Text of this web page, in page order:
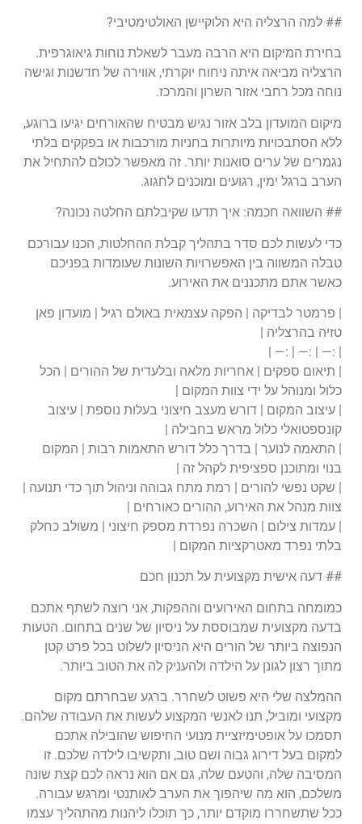
## למה הרצליה היא הלוקיישן האולטימטיבי?
בחירת המיקום היא הרבה מעבר לשאלת נוחות גיאוגרפית.
הרצליה מביאה איתה ניחוח יוקרתי, אווירה של חדשנות וגישה
נוחה מכל רחבי אזור השרון והמרכז.
מיקום המועדון בלב אזור נגיש מבטיח שהאורחים יגיעו ברוגע,
ללא הסתבכויות מיותרות בחניות מורכבות או בפקקים בלתי
נגמרים של ערים סואנות יותר. זה מאפשר לכולם להתחיל את
הערב ברגל ימין, רגועים ומוכנים לחגוג.
## השוואה חכמה: איך תדעו שקיבלתם החלטה נכונה?
כדי לעשות לכם סדר בתהליך קבלת ההחלטות, הכנו עבורכם
טבלה המשווה בין האפשרויות השונות שעומדות בפניכם
כאשר אתם מתכננים את האירוע.
| פרמטר לבדיקה | הפקה עצמאית באולם רגיל | מועדון פאן
טזיה בהרצליה |
| :— | :— | :— |
| תיאום ספקים | אחריות מלאה ובלעדית של ההורים | הכל
כלול ומנוהל על ידי צוות המקום |
| עיצוב המקום | דורש מעצב חיצוני בעלות נוספת | עיצוב
קונספטואלי כלול מראש בחבילה |
| התאמה לנוער | בדרך כלל דורש התאמות רבות | המקום
בנוי ומתוכנן ספציפית לקהל זה |
| שקט נפשי להורים | רמת מתח גבוהה וניהול תוך כדי תנועה |
צוות מנהל את האירוע, ההורים כאורחים |
| עמדות צילום | השכרה נפרדת מספק חיצוני | משולב כחלק
בלתי נפרד מאטרקציות המקום |
## דעה אישית מקצועית על תכנון חכם
כמומחה בתחום האירועים וההפקות, אני רוצה לשתף אתכם
בדעה מקצועית שמבוססת על ניסיון של שנים בתחום. הטעות
הנפוצה ביותר של הורים היא הניסיון לשלוט בכל פרט קטן
מתוך רצון לגונן על הילדה ולהעניק לה את הטוב ביותר.
ההמלצה שלי היא פשוט לשחרר. ברגע שבחרתם מקום
מקצועי ומוביל, תנו לאנשי המקצוע לעשות את העבודה שלהם.
תסמכו על אופטימיזציית מנועי החיפוש שהובילה אתכם
למקום בעל דירוג גבוה ושם טוב, ותקשיבו לילדה שלכם. זו
המסיבה שלה, והטעם שלה, גם אם הוא נראה לכם קצת שונה
משלכם, הוא מה שיהפוך את הערב לאותנטי ומרגש עבורה.
ככל שתשחררו מוקדם יותר, כך תוכלו ליהנות מהתהליך עצמו